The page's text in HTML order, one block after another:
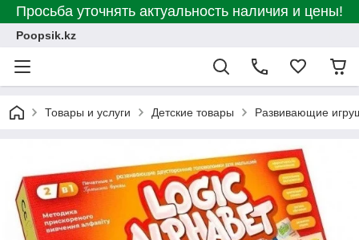
Просьба уточнять актуальность наличия и цены!
Poopsik.kz
Товары и услуги Детские товары Развивающие